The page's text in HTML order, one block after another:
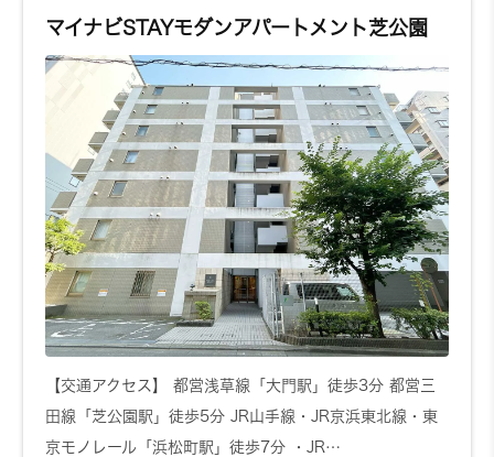
マイナビSTAYモダンアパートメント芝公園
【交通アクセス】 都営浅草線「大門駅」徒歩3分 都営三
田線「芝公園駅」徒歩5分 JR山手線・JR京浜東北線・東
京モノレール「浜松町駅」徒歩7分 ・JR…